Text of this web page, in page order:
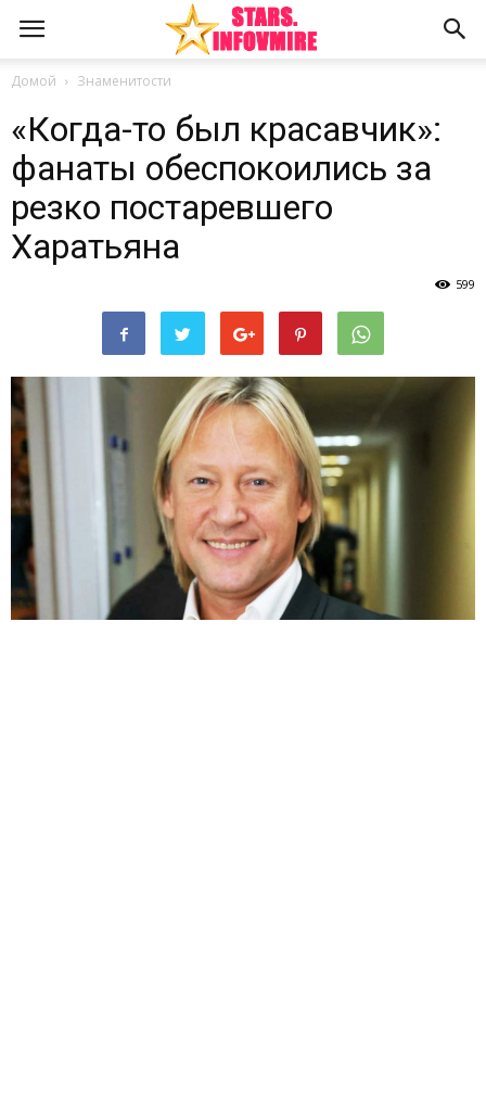
Домой Знаменитости
«Когда-то был красавчик»:
фанаты обеспокоились за
резко постаревшего
Харатьяна
599